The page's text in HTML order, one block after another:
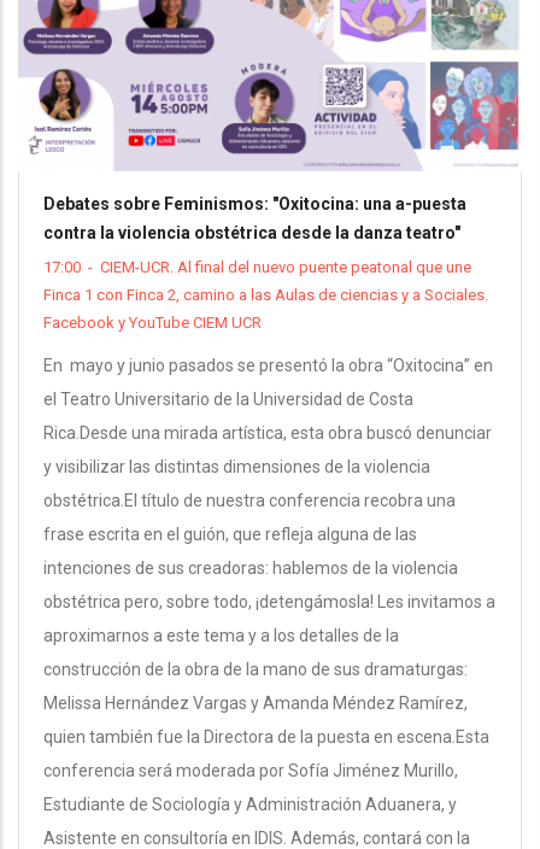
Debates sobre Feminismos: "Oxitocina: una a-puesta
contra la violencia obstétrica desde la danza teatro"
17:00 - CIEM-UCR. Al final del nuevo puente peatonal que une
Finca 1 con Finca 2, camino a las Aulas de ciencias y a Sociales.
Facebook y YouTube CIEM UCR
En mayo y junio pasados se presentó la obra “Oxitocina” en
el Teatro Universitario de la Universidad de Costa
Rica.Desde una mirada artística, esta obra buscó denunciar
y visibilizar las distintas dimensiones de la violencia
obstétrica.El título de nuestra conferencia recobra una
frase escrita en el guión, que refleja alguna de las
intenciones de sus creadoras: hablemos de la violencia
obstétrica pero, sobre todo, ¡detengámosla! Les invitamos a
aproximarnos a este tema y a los detalles de la
construcción de la obra de la mano de sus dramaturgas:
Melissa Hernández Vargas y Amanda Méndez Ramírez,
quien también fue la Directora de la puesta en escena.Esta
conferencia será moderada por Sofía Jiménez Murillo,
Estudiante de Sociología y Administración Aduanera, y
Asistente en consultoría en IDIS. Además, contará con la